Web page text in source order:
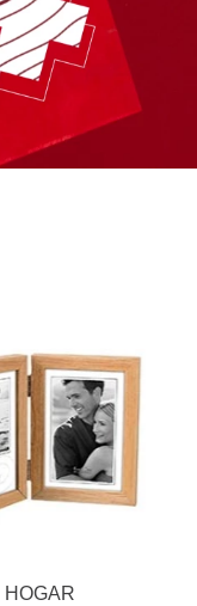
HOGAR